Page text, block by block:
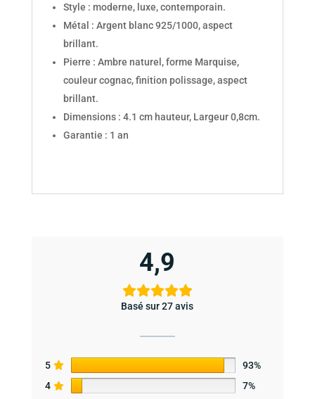
Style : moderne, luxe, contemporain.
Métal : Argent blanc 925/1000, aspect
brillant.
Pierre : Ambre naturel, forme Marquise,
couleur cognac, finition polissage, aspect
brillant.
Dimensions : 4.1 cm hauteur, Largeur 0,8cm.
Garantie : 1 an
4,9
Basé sur 27 avis
5
93%
4
7%